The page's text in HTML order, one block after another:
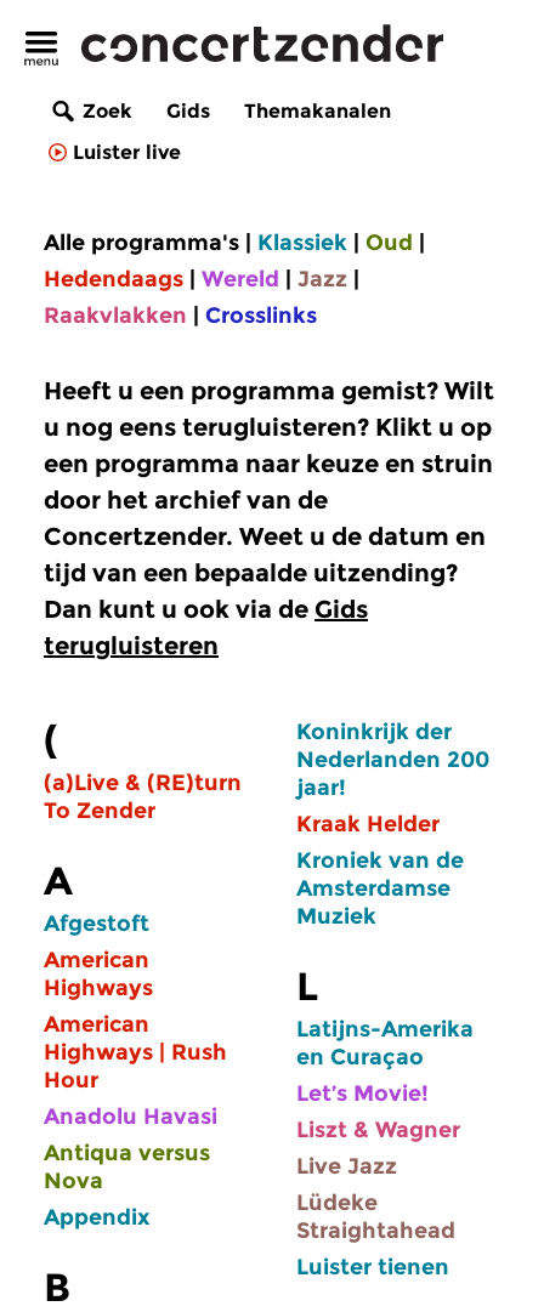
Zoek Gids
Themakanalen
Luister live
Alle programma's Klassiek
Oud
Hedendaags
Wereld
Jazz
Raakvlakken
Crosslinks
Heeft u een programma gemist? Wilt
u nog eens terugluisteren? Klikt u op
een programma naar keuze en struin
door het archief van de
Concertzender. Weet u de datum en
tijd van een bepaalde uitzending?
Dan kunt u ook via de Gids
terugluisteren
(
(a)Live & (RE)turn
To Zender
A
Afgestoft
American
Highways
American
Highways | Rush
Hour
Anadolu Havasi
Antiqua versus
Nova
Appendix
B
Koninkrijk der
Nederlanden 200
jaar!
Kraak Helder
Kroniek van de
Amsterdamse
Muziek
L
Latijns-Amerika
en Curaçao
Let’s Movie!
Liszt & Wagner
Live Jazz
Lüdeke
Straightahead
Luister tienen